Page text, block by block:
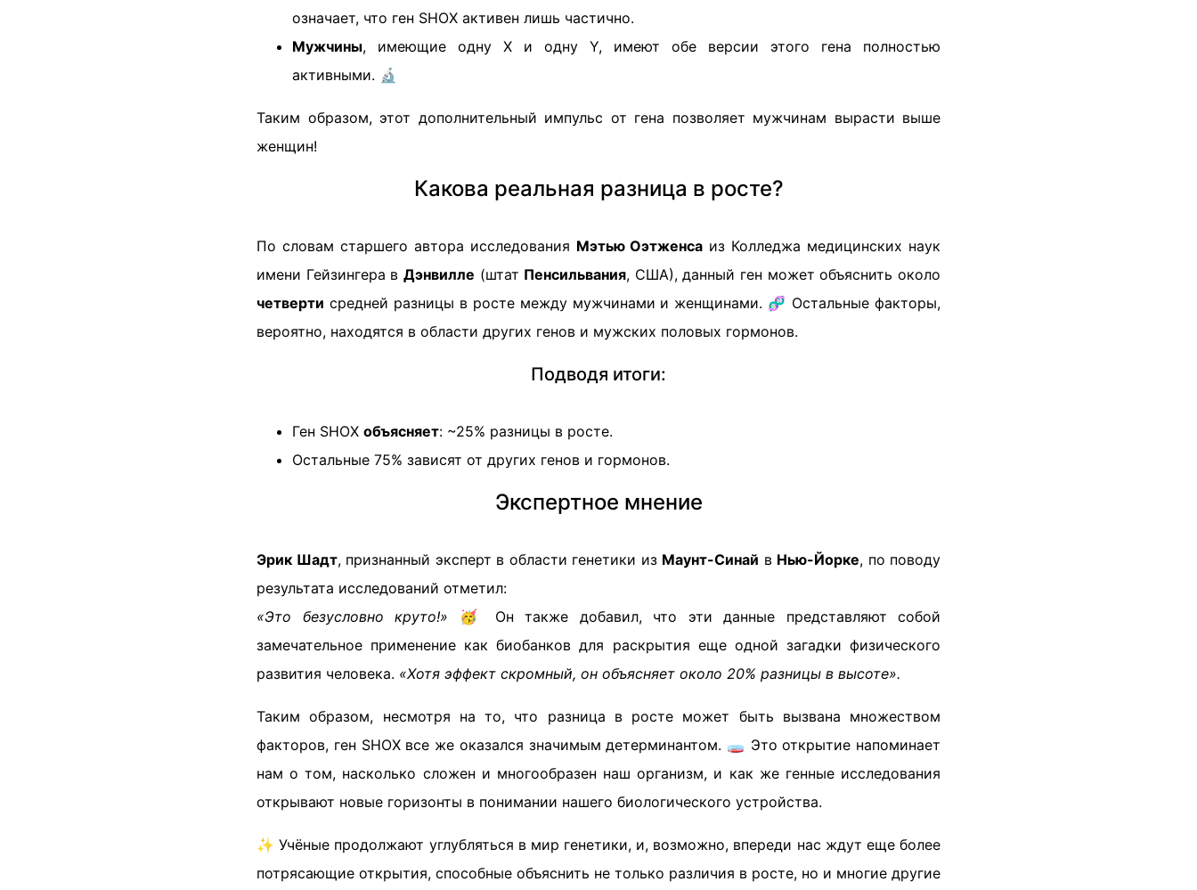
означает, что ген SHOX активен лишь частично.
Мужчины, имеющие одну X и одну Y, имеют обе версии этого гена полностью
активными. 🔬
Таким образом, этот дополнительный импульс от гена позволяет мужчинам вырасти выше
женщин!
Какова реальная разница в росте?
По словам старшего автора исследования Мэтью Оэтженса из Колледжа медицинских наук
имени Гейзингера в Дэнвилле (штат Пенсильвания, США), данный ген может объяснить около
четверти средней разницы в росте между мужчинами и женщинами. 🧬 Остальные факторы,
вероятно, находятся в области других генов и мужских половых гормонов.
Подводя итоги:
Ген SHOX объясняет: ~25% разницы в росте.
Остальные 75% зависят от других генов и гормонов.
Экспертное мнение
Эрик Шадт, признанный эксперт в области генетики из Маунт-Синай в Нью-Йорке, по поводу
результата исследований отметил:
«Это безусловно круто!» 🥳 Он также добавил, что эти данные представляют собой
замечательное применение как биобанков для раскрытия еще одной загадки физического
развития человека. «Хотя эффект скромный, он объясняет около 20% разницы в высоте».
Таким образом, несмотря на то, что разница в росте может быть вызвана множеством
факторов, ген SHOX все же оказался значимым детерминантом. 🧫 Это открытие напоминает
нам о том, насколько сложен и многообразен наш организм, и как же генные исследования
открывают новые горизонты в понимании нашего биологического устройства.
✨ Учёные продолжают углубляться в мир генетики, и, возможно, впереди нас ждут еще более
потрясающие открытия, способные объяснить не только различия в росте, но и многие другие